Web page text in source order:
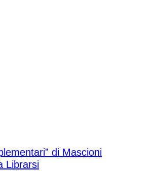
di Mascioni
Librarsi